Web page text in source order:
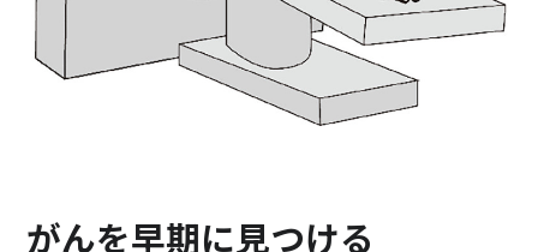
がんを早期に見つける